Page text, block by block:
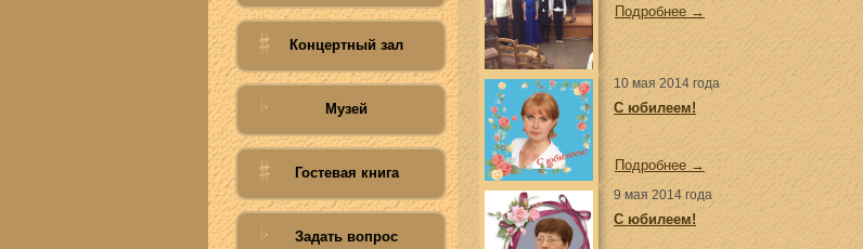
Концертный зал
Музей
Гостевая книга
Задать вопрос
Подробнее →
10 мая 2014 года
С юбилеем!
Подробнее →
9 мая 2014 года
С юбилеем!